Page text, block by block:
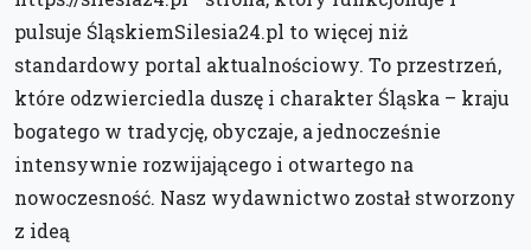
pulsuje ŚląskiemSilesia24.pl to więcej niż
standardowy portal aktualnościowy. To przestrzeń,
które odzwierciedla duszę i charakter Śląska – kraju
bogatego w tradycję, obyczaje, a jednocześnie
intensywnie rozwijającego i otwartego na
nowoczesność. Nasz wydawnictwo został stworzony
z ideą